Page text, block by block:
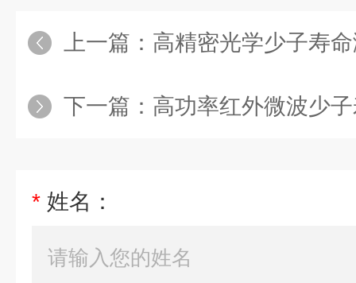
上一篇： 高精密光学少子寿
下一篇： 高功率红外微波少
* 姓名：